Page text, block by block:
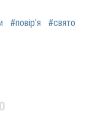
#повір'я
#свято